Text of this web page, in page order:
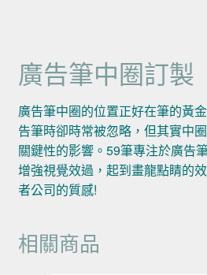
廣告筆中圈訂製
廣告筆中圈的位置正好在筆的黃
告筆時卻時常被忽略，但其實中
關鍵性的影響。59筆專注於廣告
增強視覺效過，起到畫龍點睛的
者公司的質感!
相關商品